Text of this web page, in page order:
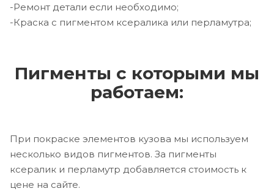
-Ремонт детали если необходимо;
-Краска с пигментом ксералика или перламутра;
Пигменты с которыми мы
работаем:
При покраске элементов кузова мы используем
несколько видов пигментов. За пигменты
ксералик и перламутр добавляется стоимость к
цене на сайте.